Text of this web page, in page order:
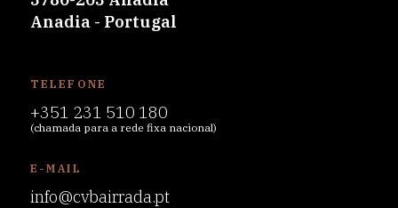
Anadia - Portugal
TELEFONE
+351 231 510 180
(chamada para a rede fixa nacional)
E-MAIL
info@cvbairrada.pt